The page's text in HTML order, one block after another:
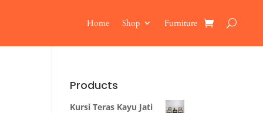
Home Shop Furniture
Products
Kursi Teras Kayu Jati